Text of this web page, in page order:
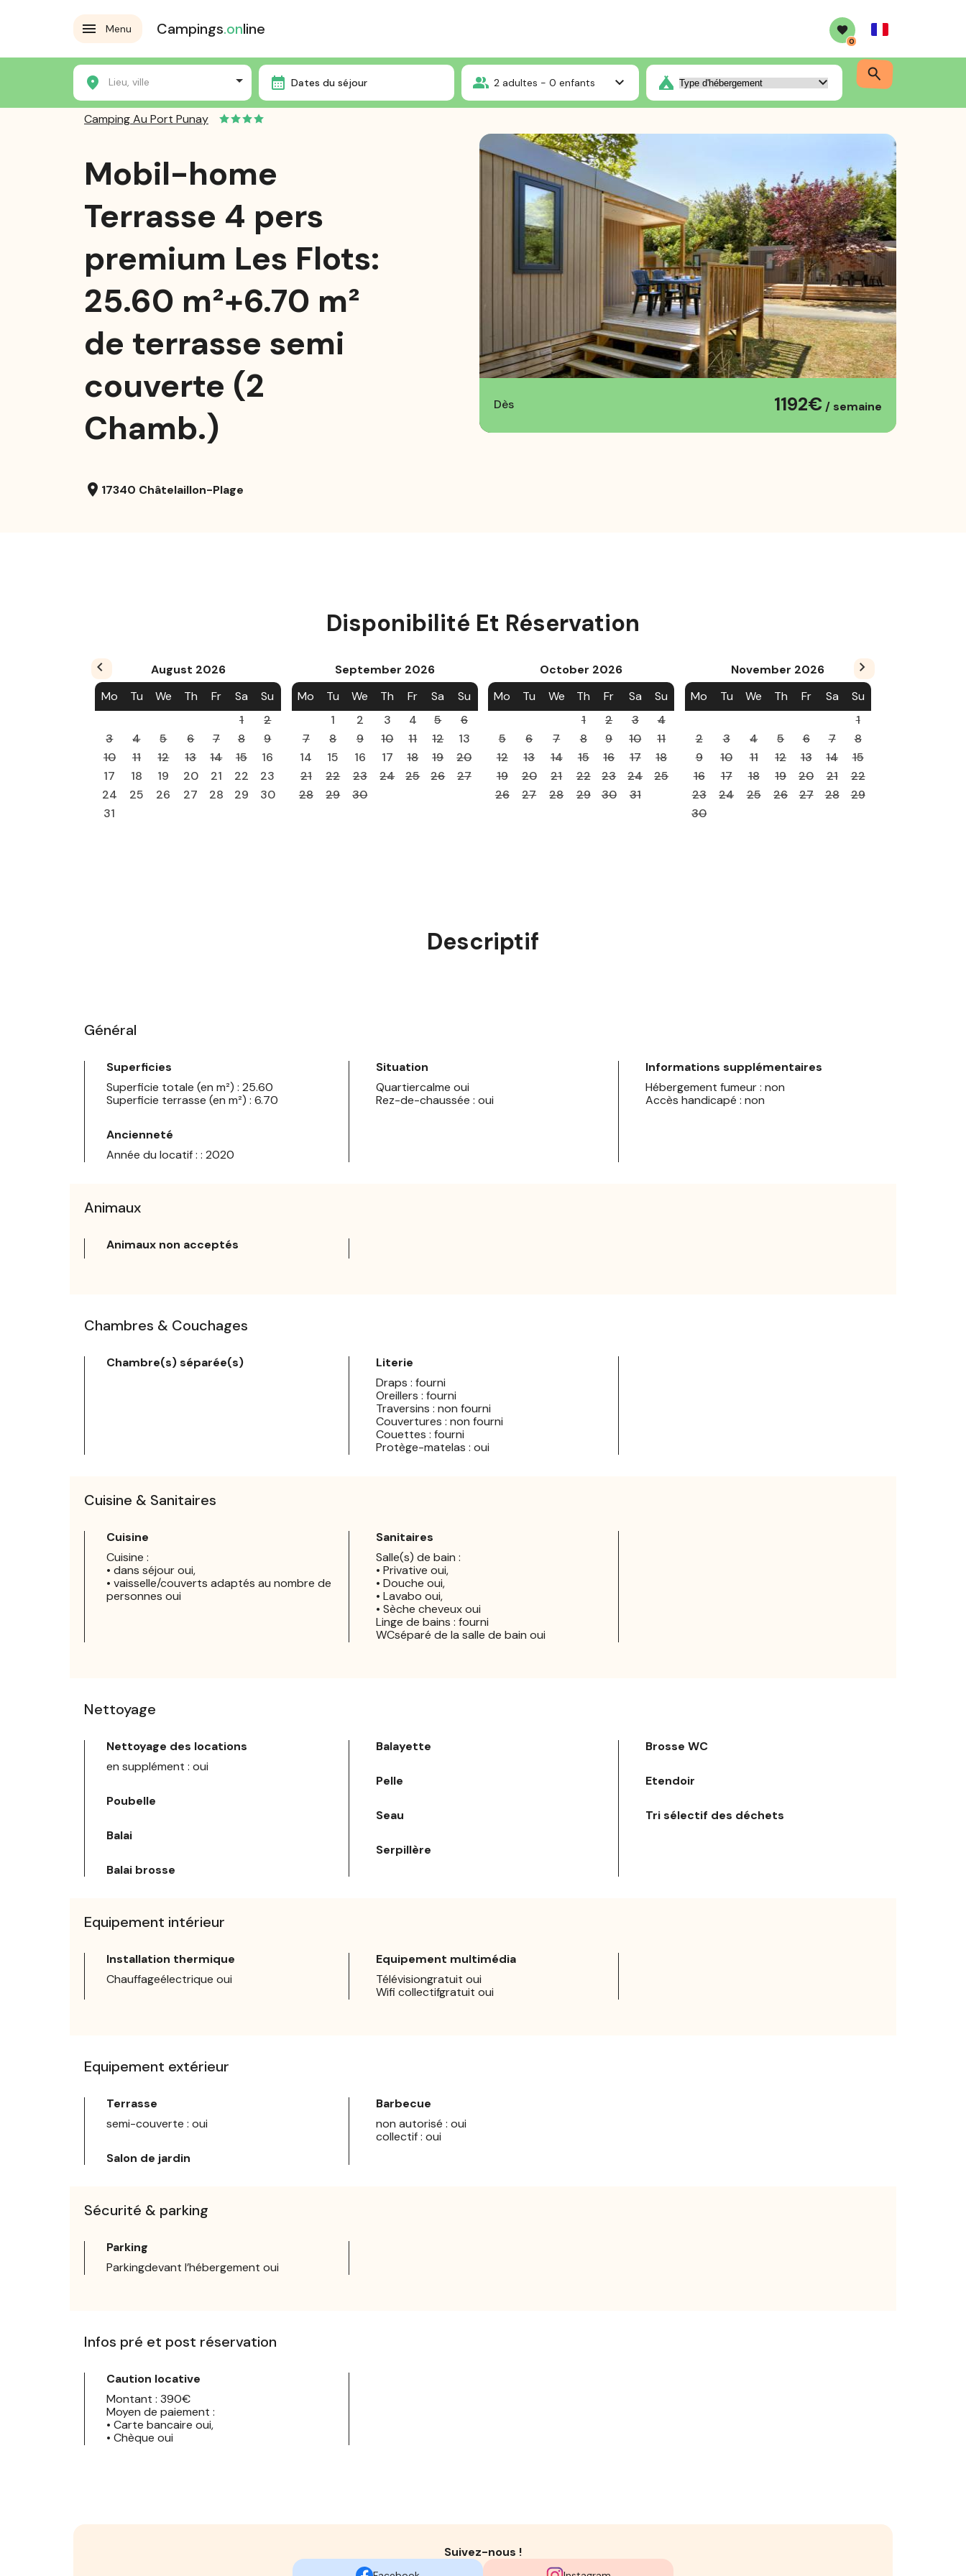
Menu Campings.online
0
Lieu, ville Dates du séjour 2adultes - 0 enfants
Accueil Les campings Camping Au Port Punay Mobil-home Terrasse 4 pers premium Les Flots: 25.60 m²+6.70 m² de terrasse semi couverte (2 Chamb.)
Camping Au Port Punay
Mobil-home
Terrasse 4 pers
premium Les Flots:
25.60 m²+6.70 m²
de terrasse semi
couverte (2
Chamb.)
location_on 17340 Châtelaillon-Plage
Dès 1192€ / semaine
Disponibilité Et Réservation
August 2026
Mo
Tu We Th Fr Sa
Su
1
2
3
4 5 6 7 8
9
10
11 12 13 14 15
16
17
18 19 20 21 22
23
24
25 26 27 28 29
30
31
September 2026
Mo
Tu We Th Fr Sa
Su
1
2 3 4 5
6
7
8 9 10 11 12
13
14
15 16 17 18 19
20
21
22 23 24 25 26
27
28
29 30
October 2026
Mo
Tu We Th Fr Sa
Su
1
2 3
4
5
6 7 8 9 10
11
12
13 14 15 16 17
18
19
20 21 22 23 24
25
26
27 28 29 30 31
November 2026
Mo
Tu We Th Fr Sa
Su
1
2
3 4 5 6 7
8
9
10 11 12 13 14
15
16
17 18 19 20 21
22
23
24 25 26 27 28
29
30
Descriptif
Général
Superficies
Superficie totale (en m²) : 25.60
Superficie terrasse (en m²) : 6.70
Ancienneté
Année du locatif : : 2020
Situation
Quartiercalme oui
Rez-de-chaussée : oui
Informations supplémentaires
Hébergement fumeur : non
Accès handicapé : non
Animaux
Animaux non acceptés
Chambres & Couchages
Chambre(s) séparée(s)
Literie
Draps : fourni
Oreillers : fourni
Traversins : non fourni
Couvertures : non fourni
Couettes : fourni
Protège-matelas : oui
Cuisine & Sanitaires
Cuisine
Cuisine :
• dans séjour oui,
• vaisselle/couverts adaptés au nombre de
personnes oui
Sanitaires
Salle(s) de bain :
• Privative oui,
• Douche oui,
• Lavabo oui,
• Sèche cheveux oui
Linge de bains : fourni
WCséparé de la salle de bain oui
Nettoyage
Nettoyage des locations
en supplément : oui
Poubelle
Balai
Balai brosse
Balayette
Pelle
Seau
Serpillère
Brosse WC
Etendoir
Tri sélectif des déchets
Equipement intérieur
Installation thermique
Chauffageélectrique oui
Equipement multimédia
Télévisiongratuit oui
Wifi collectifgratuit oui
Equipement extérieur
Terrasse
semi-couverte : oui
Salon de jardin
Barbecue
non autorisé : oui
collectif : oui
Sécurité & parking
Parking
Parkingdevant l’hébergement oui
Infos pré et post réservation
Caution locative
Montant : 390€
Moyen de paiement :
• Carte bancaire oui,
• Chèque oui
Suivez-nous !